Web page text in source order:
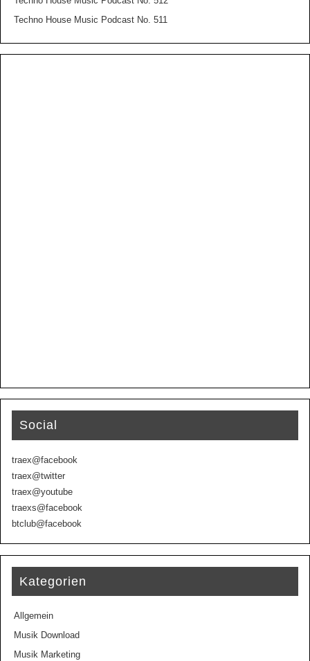
Techno House Music Podcast No. 511
Social
traex@facebook
traex@twitter
traex@youtube
traexs@facebook
btclub@facebook
Kategorien
Allgemein
Musik Download
Musik Marketing